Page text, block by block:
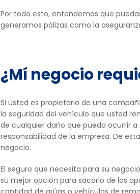
Por todo esto, entendemos que
generamos pólizas como la
¿Mí negocio
Si usted es propietario de una
la seguridad del vehículo que usted
de cualquier daño que pueda ocurrir
responsabilidad de la empresa. De
negocio.
El seguro que necesita para su
su mejor opción para sacarlo de los